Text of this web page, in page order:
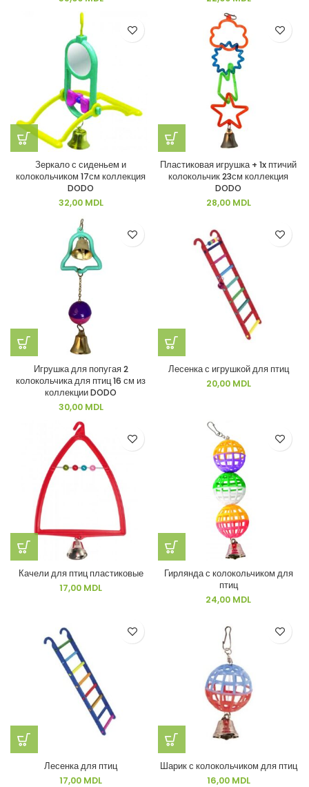
Зеркало с сиденьем и
колокольчиком 17см коллекция
DODO
32,00 MDL
Пластиковая игрушка + 1x птичий
колокольчик 23см коллекция
DODO
28,00 MDL
Игрушка для попугая 2
колокольчика для птиц 16 см из
коллекции DODO
30,00 MDL
Лесенка с игрушкой для птиц
20,00 MDL
Качели для птиц пластиковые
17,00 MDL
Гирлянда с колокольчиком для
птиц
24,00 MDL
Лесенка для птиц
17,00 MDL
Шарик с колокольчиком для птиц
16,00 MDL